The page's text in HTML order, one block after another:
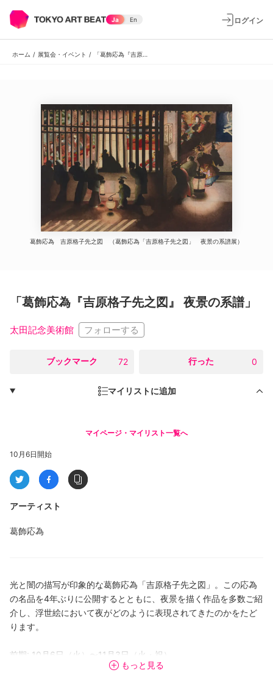
Ja En ログイン
ホーム / 展覧会・イベント /
葛飾応為 吉原格子先之図 （葛飾応為「吉原格子先之図」 夜景の系譜展）
「葛飾応為『吉原格子先之図』 夜景の系譜」
太田記念美術館 フォローする
ブックマーク 72 行った 0
マイリストに追加
マイページ・マイリスト一覧へ
10月6日開始
アーティスト
葛飾応為
光と闇の描写が印象的な葛飾応為「吉原格子先之図」。この応為
の名品を4年ぶりに公開するとともに、夜景を描く作品を多数ご紹
介し、浮世絵において夜がどのように表現されてきたのかをたど
ります。
前期: 10月6日（火）〜11月3日（火・祝）
後期: 11月7日（土）〜12月6日（日）
もっと見る